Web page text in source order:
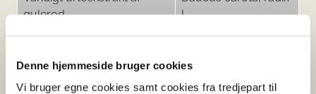
Denne hjemmeside bruger cookies
Vi bruger egne cookies samt cookies fra tredjepart til
gulerod
L.
Vandigt urteekstrakt af
Matricaria recutita,